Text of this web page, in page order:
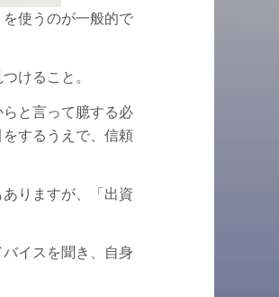
使うのが一般的で
けること。
と言って臆する必
するうえで、信頼
りますが、「出資
イスを聞き、自身